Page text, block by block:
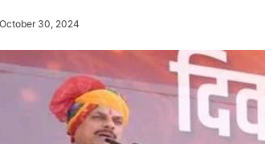
October 30, 2024